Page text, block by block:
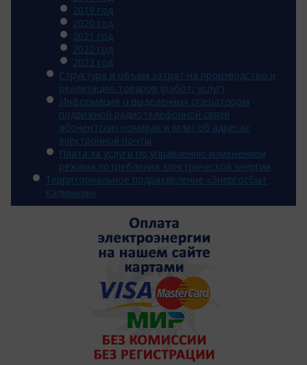
2019 год
2020 год
2021 год
2022 год
2023 год
Структура и объем затрат на производство и
реализацию товаров (работ, услуг)
Информация о выделенных оператором
подвижной радиотелефонной связи
абонентских номерах и (или) об адресах
электронной почты
Плата за услуги по управлению изменением
режима потребления электрической энергии
Территориальное подразделение «Энергосбыт
Калмыкии»